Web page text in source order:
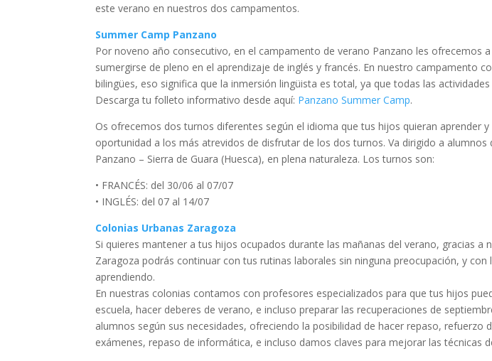
este verano en nuestros dos campamentos.
Summer Camp Panzano
Por noveno año consecutivo, en el campamento de verano Panzano les ofrecemos
sumergirse de pleno en el aprendizaje de inglés y francés. En nuestro campamento
bilingües, eso significa que la inmersión lingüista es total, ya que todas las
Descarga tu folleto informativo desde aquí: Panzano Summer Camp.
Os ofrecemos dos turnos diferentes según el idioma que tus hijos quieran aprender
oportunidad a los más atrevidos de disfrutar de los dos turnos. Va dirigido a alumnos
Panzano – Sierra de Guara (Huesca), en plena naturaleza. Los turnos son:
• FRANCÉS: del 30/06 al 07/07
• INGLÉS: del 07 al 14/07
Colonias Urbanas Zaragoza
Si quieres mantener a tus hijos ocupados durante las mañanas del verano, gracias a
Zaragoza podrás continuar con tus rutinas laborales sin ninguna preocupación, y con
aprendiendo.
En nuestras colonias contamos con profesores especializados para que tus hijos
escuela, hacer deberes de verano, e incluso preparar las recuperaciones de
alumnos según sus necesidades, ofreciendo la posibilidad de hacer repaso, refuerzo
exámenes, repaso de informática, e incluso damos claves para mejorar las técnicas